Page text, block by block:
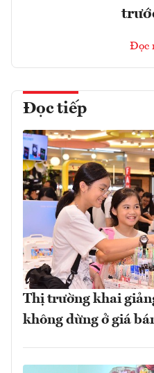
Đọc
Đọc tiếp
Thị trường khai
không dừng ở giá